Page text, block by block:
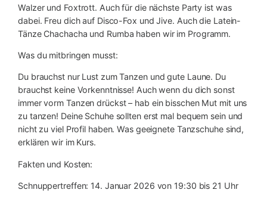
Walzer und Foxtrott. Auch für die nächste Party ist was
dabei. Freu dich auf Disco-Fox und Jive. Auch die Latein-
Tänze Chachacha und Rumba haben wir im Programm.
Was du mitbringen musst:
Du brauchst nur Lust zum Tanzen und gute Laune. Du
brauchst keine Vorkenntnisse! Auch wenn du dich sonst
immer vorm Tanzen drückst – hab ein bisschen Mut mit uns
zu tanzen! Deine Schuhe sollten erst mal bequem sein und
nicht zu viel Profil haben. Was geeignete Tanzschuhe sind,
erklären wir im Kurs.
Fakten und Kosten:
Schnuppertreffen: 14. Januar 2026 von 19:30 bis 21 Uhr